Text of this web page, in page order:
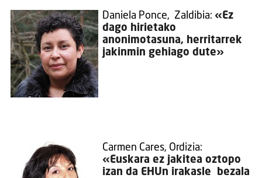
Daniela Ponce, Zaldibia: «Ez
dago hirietako
anonimotasuna, herritarrek
jakinmin gehiago dute»
Carmen Cares, Ordizia:
«Euskara ez jakitea oztopo
izan da EHUn irakasle bezala